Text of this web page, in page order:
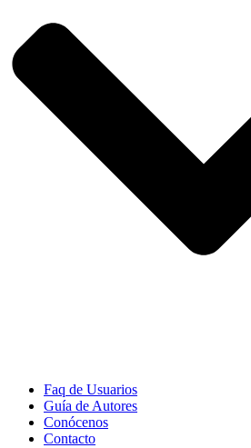
Faq de Usuarios
Guía de Autores
Conócenos
Contacto